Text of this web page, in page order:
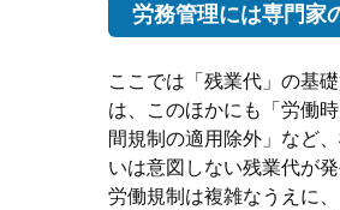
労務管理には専門家
ここでは「残業代」の基
は、このほかにも「労働
間規制の適用除外」など
いは意図しない残業代が
労働規制は複雑なうえに